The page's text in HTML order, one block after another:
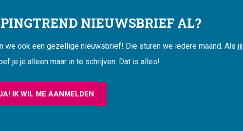
NIEUWSBRIEF AL?
we ook een gezellige nieuwsbrief! Die sturen we iedere maand. Als jij
je je alleen maar in te schrijven. Dat is alles!
IK WIL ME AANMELDEN